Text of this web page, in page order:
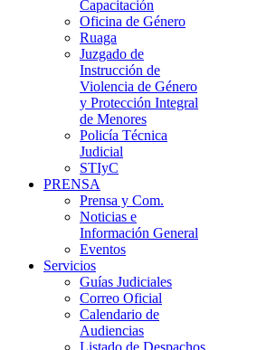
Capacitación
Oficina de Género
Ruaga
Juzgado de
Instrucción de
Violencia de Género
y Protección Integral
de Menores
Policía Técnica
Judicial
STIyC
PRENSA
Prensa y Com.
Noticias e
Información General
Eventos
Servicios
Guías Judiciales
Correo Oficial
Calendario de
Audiencias
Listado de Despachos